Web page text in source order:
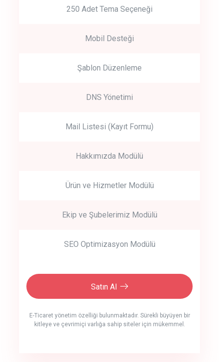
250 Adet Tema Seçeneği
Mobil Desteği
Şablon Düzenleme
DNS Yönetimi
Mail Listesi (Kayıt Formu)
Hakkımızda Modülü
Ürün ve Hizmetler Modülü
Ekip ve Şubelerimiz Modülü
SEO Optimizasyon Modülü
Satın Al
E-Ticaret yönetim özelliği bulunmaktadır. Sürekli büyüyen bir
kitleye ve çevrimiçi varlığa sahip siteler için mükemmel.